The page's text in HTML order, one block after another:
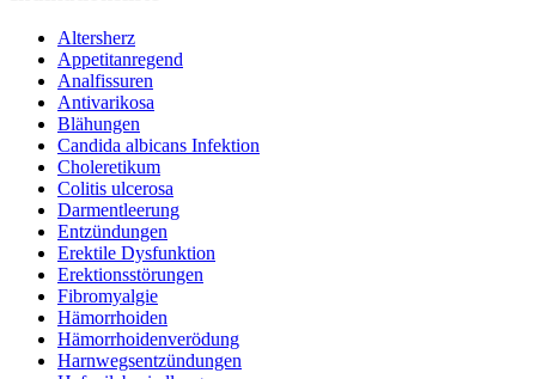
Altersherz
Appetitanregend
Analfissuren
Antivarikosa
Blähungen
Candida albicans Infektion
Choleretikum
Colitis ulcerosa
Darmentleerung
Entzündungen
Erektile Dysfunktion
Erektionsstörungen
Fibromyalgie
Hämorrhoiden
Hämorrhoidenverödung
Harnwegsentzündungen